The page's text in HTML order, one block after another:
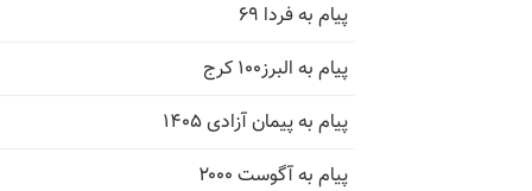
پیام به فردا ۶۹
پیام به البرز۱۰۰ کرج
پیام به پیمان آزادی ۱۴۰۵
پیام به آگوست ۲۰۰۰